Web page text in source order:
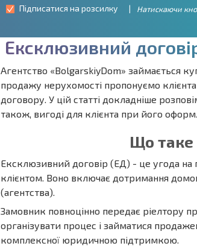
Підписатися на розсилку Натискаючи
Ексклюзивний догові
Агентство «BolgarskiyDom» займається
продажу нерухомості пропонуємо
договору. У цій статті докладніше
також, вигоді для клієнта при його
Що таке
Ексклюзивний договір (ЕД) - це угода на
клієнтом. Воно включає дотримання
(агентства).
Замовник повноцінно передає ріелтору
організувати процес і займатися
комплексної юридичною підтримкою.